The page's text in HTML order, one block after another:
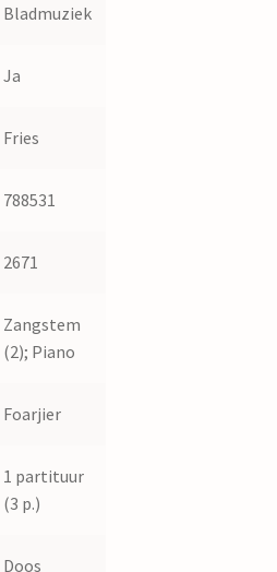
Bladmuziek
Ja
Fries
788531
2671
Zangstem
(2); Piano
Foarjier
1 partituur
(3 p.)
Doos